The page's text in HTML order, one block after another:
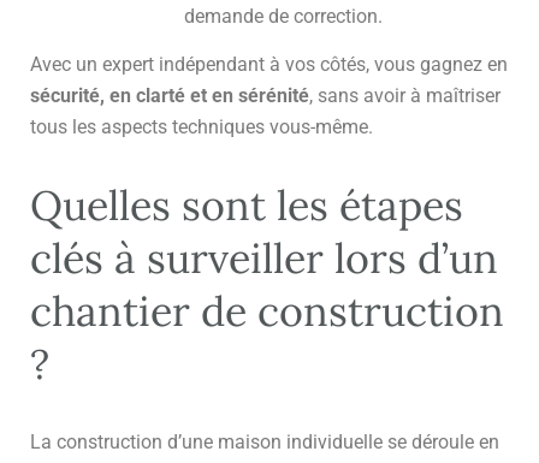
demande de correction.
Avec un expert indépendant à vos côtés, vous gagnez en
sécurité, en clarté et en sérénité, sans avoir à maîtriser
tous les aspects techniques vous-même.
Quelles sont les étapes
clés à surveiller lors d’un
chantier de construction
?
La construction d’une maison individuelle se déroule en